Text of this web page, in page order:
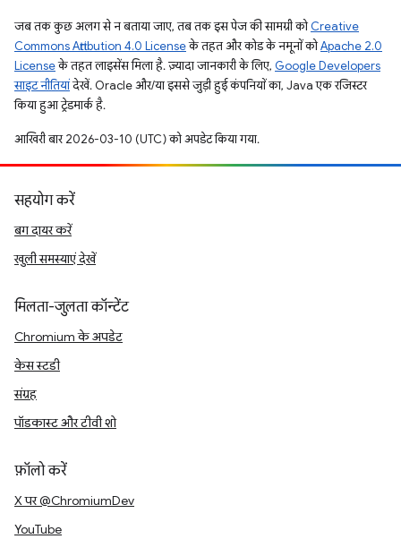
जब तक कुछ अलग से न बताया जाए, तब तक इस पेज की सामग्री कोCreative
Commons Attribution 4.0 Licenseके तहत और कोड के नमूनों कोApache 2.0
Licenseके तहत लाइसेंस मिला है. ज़्यादा जानकारी के लिए, Google Developers
साइट नीतियांदेखें. Oracle और/या इससे जुड़ी हुई कंपनियों का, Java एक रजिस्टर
किया हुआ ट्रेडमार्क है.
आखिरी बार 2026-03-10 (UTC) को अपडेट किया गया.
सहयोग करें
बग दायर करें
खुली समस्याएं देखें
मिलता-जुलता कॉन्टेंट
Chromium के अपडेट
केस स्टडी
संग्रह
पॉडकास्ट और टीवी शो
फ़ॉलो करें
X पर @ChromiumDev
YouTube